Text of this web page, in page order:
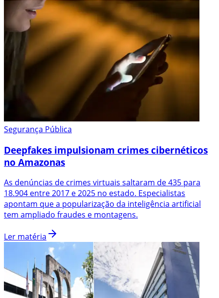
Segurança Pública
Deepfakes impulsionam crimes cibernéticos
no Amazonas
As denúncias de crimes virtuais saltaram de 435 para
18.904 entre 2017 e 2025 no estado. Especialistas
apontam que a popularização da inteligência artificial
tem ampliado fraudes e montagens.
Ler matéria